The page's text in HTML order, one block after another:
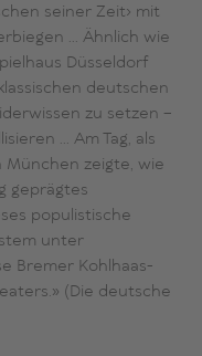
seiner Zeit› mit
… Ähnlich wie
Düsseldorf
deutschen
zu setzen –
… Am Tag, als
München zeigte, wie
geprägtes
populistische
unter
Bremer Kohlhaas-
(Die deutsche